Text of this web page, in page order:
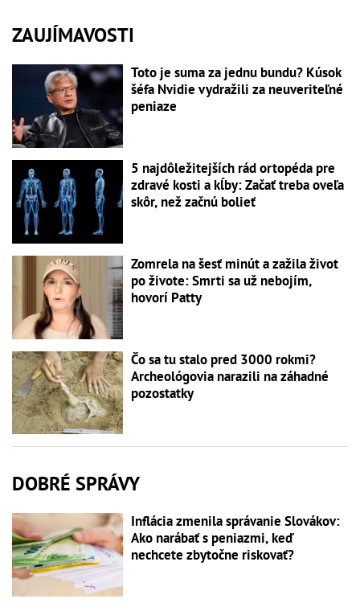
ZAUJÍMAVOSTI
Toto je suma za jednu bundu? Kúsok
šéfa Nvidie vydražili za neuveriteľné
peniaze
5 najdôležitejších rád ortopéda pre
zdravé kosti a kĺby: Začať treba oveľa
skôr, než začnú bolieť
Zomrela na šesť minút a zažila život
po živote: Smrti sa už nebojím,
hovorí Patty
Čo sa tu stalo pred 3000 rokmi?
Archeológovia narazili na záhadné
pozostatky
DOBRÉ SPRÁVY
Inflácia zmenila správanie Slovákov:
Ako narábať s peniazmi, keď
nechcete zbytočne riskovať?